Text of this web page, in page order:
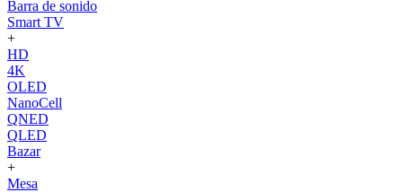
Barra de sonido
Smart TV
+
HD
4K
OLED
NanoCell
QNED
QLED
Bazar
+
Mesa